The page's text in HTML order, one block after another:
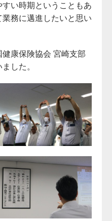
い時期ということもあ
務に邁進したいと思い
康保険協会 宮崎支部
した。